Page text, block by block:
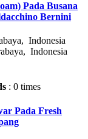
Pada Busana
Bernini
Indonesia
Indonesia
: 0 times
Pada Fresh